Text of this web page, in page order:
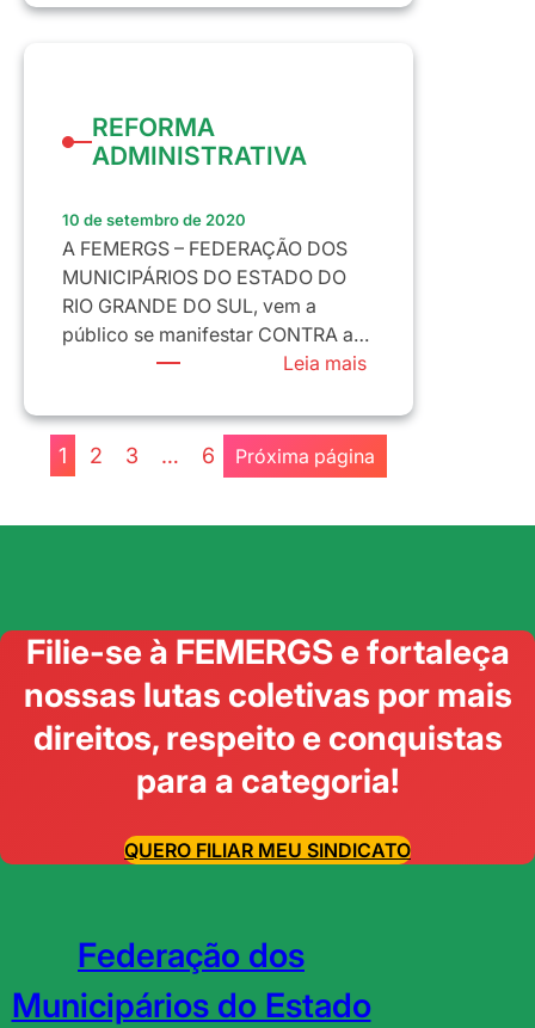
juntas
REFORMA
ADMINISTRATIVA
10 de setembro de 2020
A FEMERGS – FEDERAÇÃO DOS
MUNICIPÁRIOS DO ESTADO DO
RIO GRANDE DO SUL, vem a
público se manifestar CONTRA a…
Leia mais:
ADMINISTRATIVA
1 2 3 … 6 Próxima página
Filie-se à FEMERGS e fortaleça
nossas lutas coletivas por mais
direitos, respeito e conquistas
para a categoria!
QUERO FILIAR MEU SINDICATO
Federação dos
Municipários do Estado